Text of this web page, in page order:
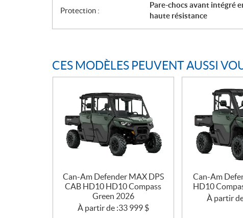
Protection :
Pare-chocs avant intégré
haute résistance
CES MODÈLES PEUVENT AUSSI
Can-Am Defender MAX DPS
CAB HD10 HD10 Compass
Green 2026
À partir de :33 999 $
Can-Am
HD10
À partir